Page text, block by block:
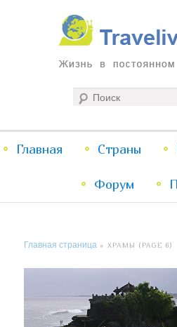
Traveliving
Жизнь в постоянном путешествии
меню
к
к
Главная Страны
Форум
Главная страница » ХРАМЫ (PAGE 6)